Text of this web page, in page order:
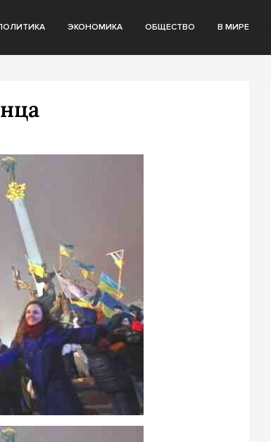
ЭКОНОМИКА ОБЩЕСТВО В МИРЕ